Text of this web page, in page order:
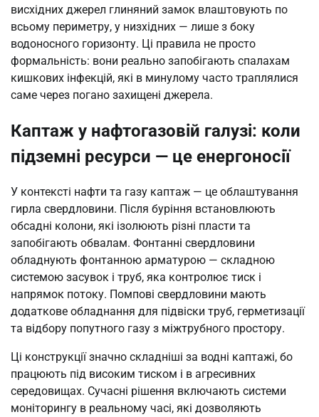
висхідних джерел глиняний замок влаштовують по
всьому периметру, у низхідних — лише з боку
водоносного горизонту. Ці правила не просто
формальність: вони реально запобігають спалахам
кишкових інфекцій, які в минулому часто траплялися
саме через погано захищені джерела.
Каптаж у нафтогазовій галузі: коли
підземні ресурси — це енергоносії
У контексті нафти та газу каптаж — це облаштування
гирла свердловини. Після буріння встановлюють
обсадні колони, які ізолюють різні пласти та
запобігають обвалам. Фонтанні свердловини
обладнують фонтанною арматурою — складною
системою засувок і труб, яка контролює тиск і
напрямок потоку. Помпові свердловини мають
додаткове обладнання для підвіски труб, герметизації
та відбору попутного газу з міжтрубного простору.
Ці конструкції значно складніші за водні каптажі, бо
працюють під високим тиском і в агресивних
середовищах. Сучасні рішення включають системи
моніторингу в реальному часі, які дозволяють